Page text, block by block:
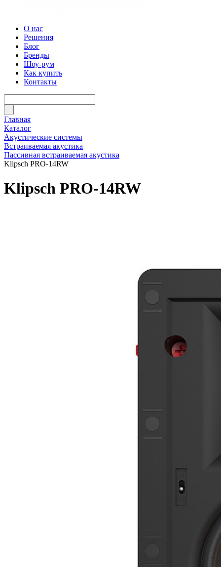
О нас
Решения
Блог
Бренды
Шоу-рум
Как купить
Контакты
Главная
Каталог
Акустические системы
Встраиваемая акустика
Пассивная встраиваемая акустика
Klipsch PRO-14RW
Klipsch PRO-14RW